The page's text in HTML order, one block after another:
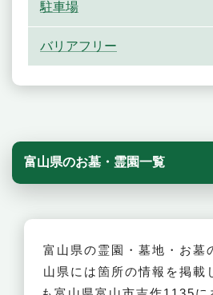
駐車場
バリアフリー
富山県のお墓・霊園一覧
富山県の霊園・墓地・お墓
山県には箇所の情報を掲載